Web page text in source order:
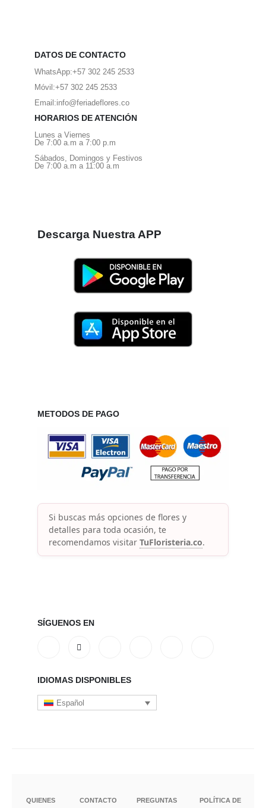
DATOS DE CONTACTO
WhatsApp:+57 302 245 2533
Móvil:+57 302 245 2533
Email:info@feriadeflores.co
HORARIOS DE ATENCIÓN
Lunes a Viernes
De 7:00 a.m a 7:00 p.m
Sábados, Domingos y Festivos
De 7:00 a.m a 11:00 a.m
Descarga Nuestra APP
METODOS DE PAGO
Si buscas más opciones de flores y
detalles para toda ocasión, te
recomendamos visitar TuFloristeria.co.
SÍGUENOS EN
IDIOMAS DISPONIBLES
Español
QUIENES
CONTACTO
PREGUNTAS
POLÍTICA DE